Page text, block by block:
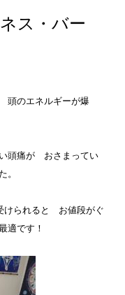
ス・バー
頭のエネルギーが爆
頭痛が おさまってい
。
けられると お値段がぐ
適です！